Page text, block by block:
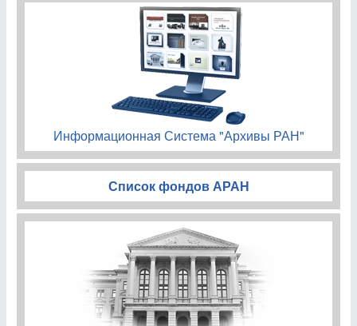
Информационная Система "Архивы РАН"
Список фондов АРАН